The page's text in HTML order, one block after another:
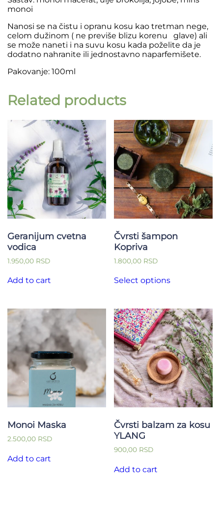
monoi
Nanosi se na čistu i opranu kosu kao tretman nege,
celom dužinom ( ne previše blizu korenu glave) ali
se može naneti i na suvu kosu kada poželite da je
dodatno nahranite ili jednostavno naparfemišete.
Pakovanje: 100ml
Related products
Geranijum cvetna
vodica
1.950,00 RSD
Add to cart
Čvrsti šampon
Kopriva
1.800,00 RSD
Select optionsproduct
variants.
The
options
may
be
chosen
on
the
product
page
Monoi Maska
2.500,00 RSD
Add to cart
Čvrsti balzam za kosu
YLANG
900,00 RSD
Add to cart